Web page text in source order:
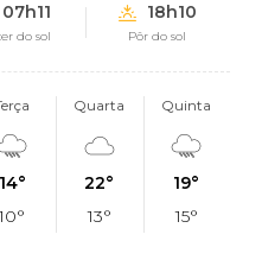
07h11
do sol
18h10
Pôr do sol
14°
10°
Quarta
22°
13°
Quinta
19°
15°